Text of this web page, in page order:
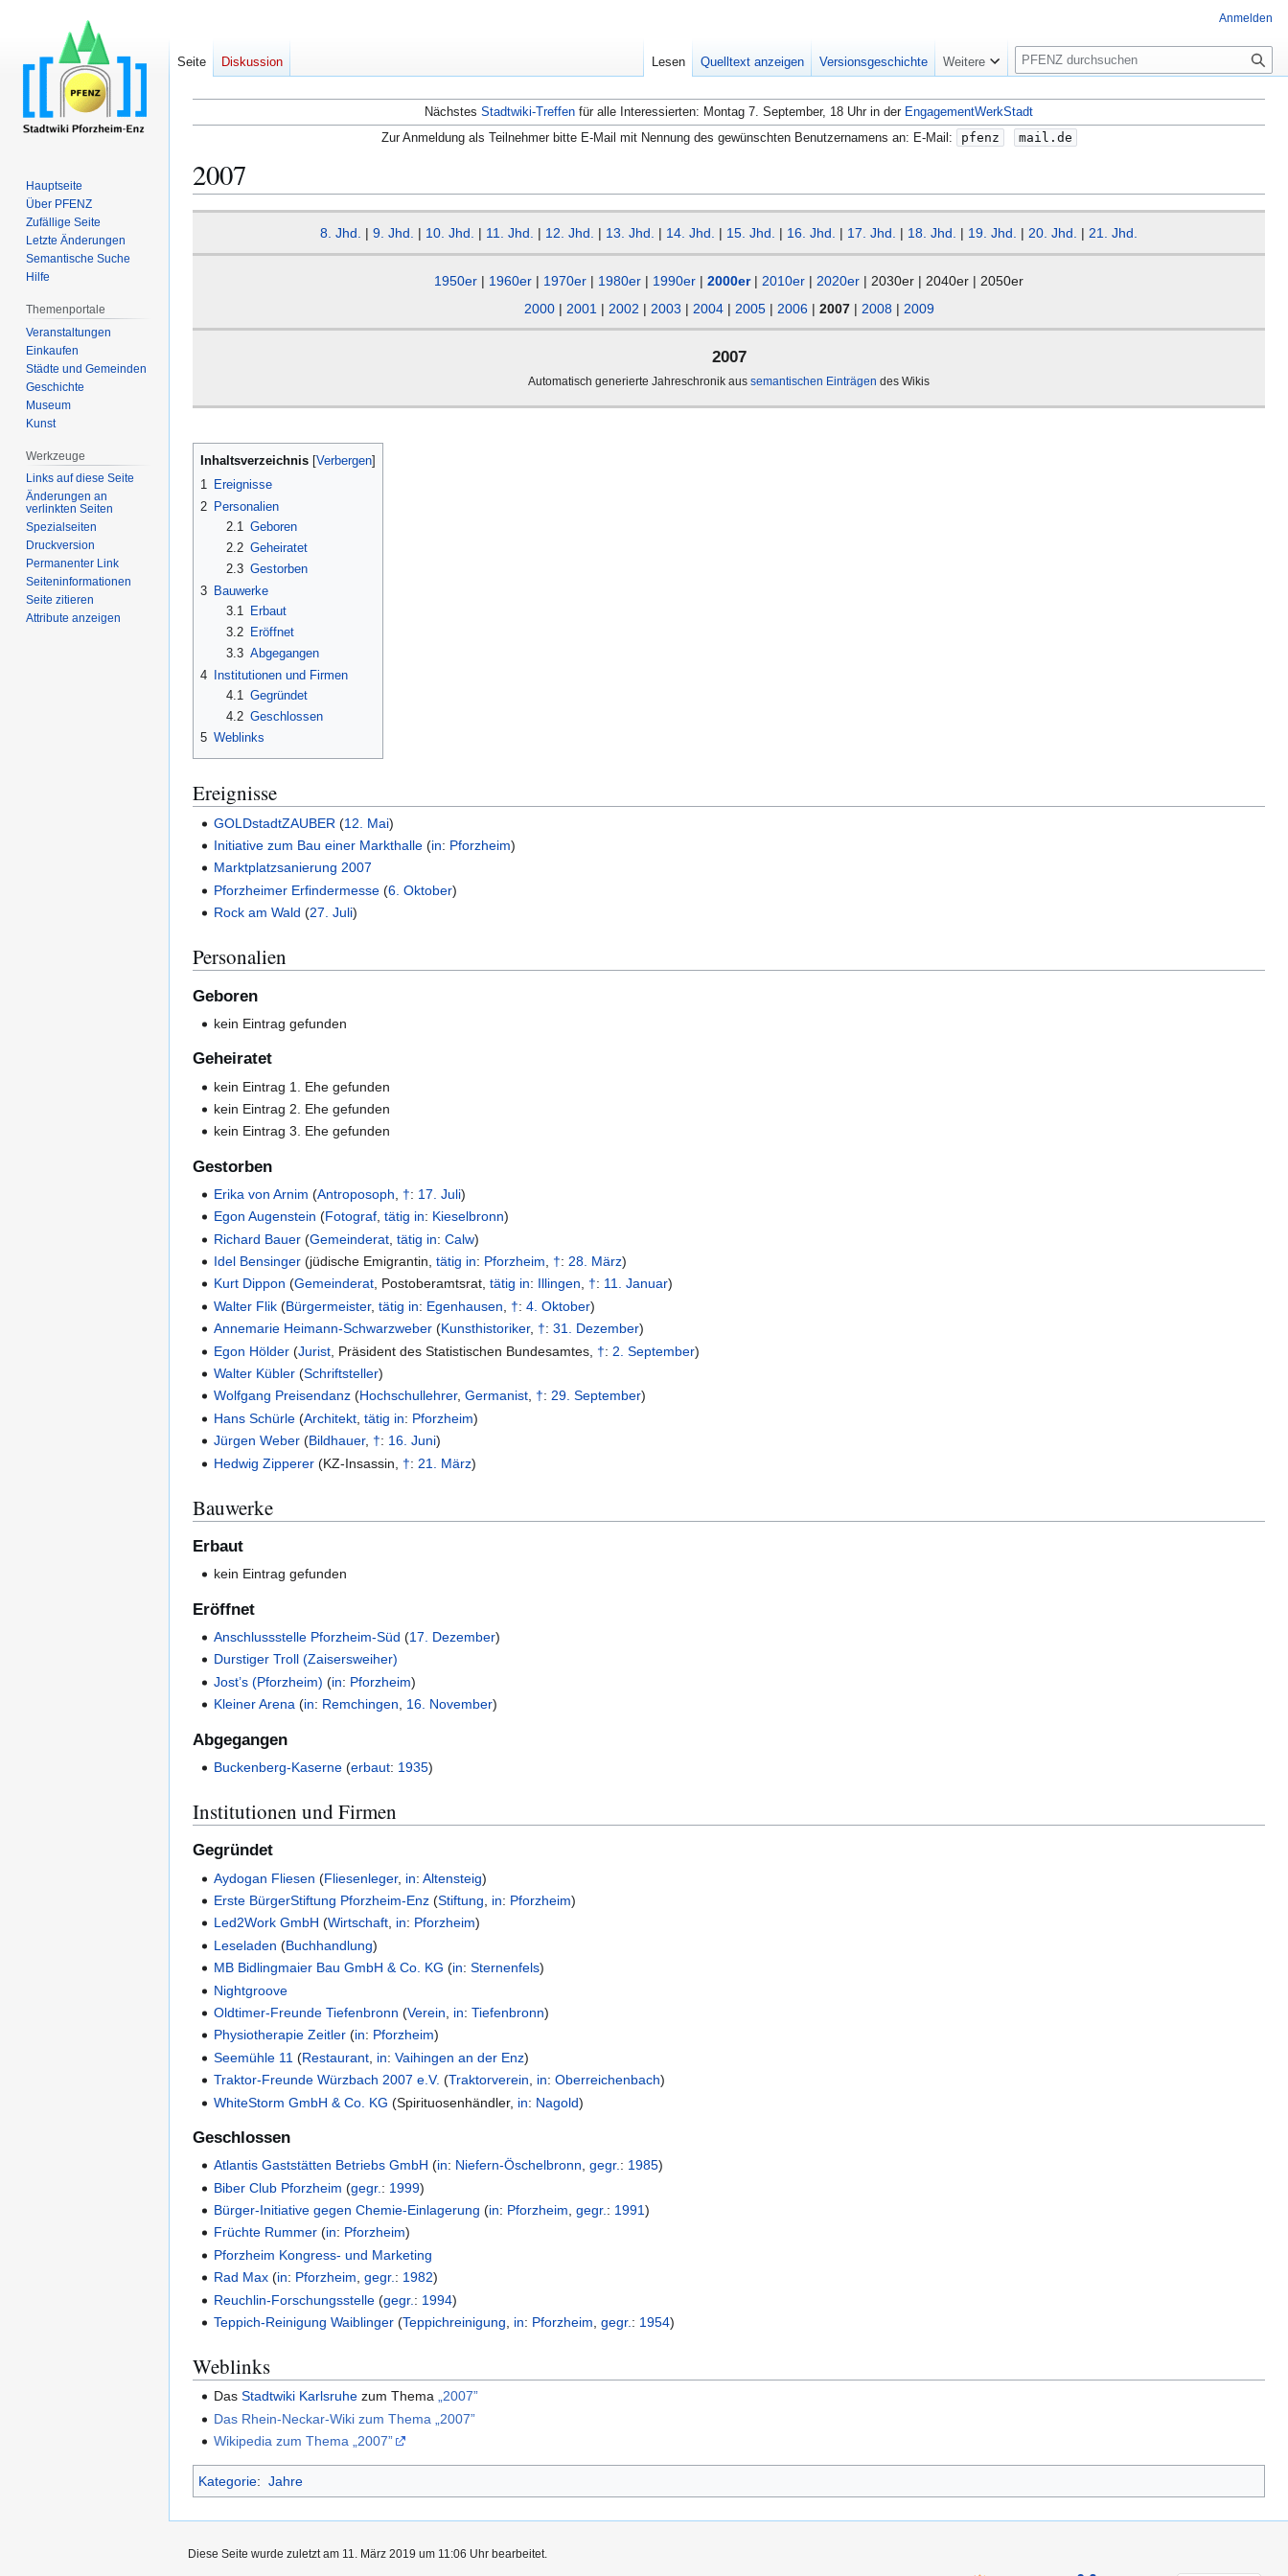
Nächstes Stadtwiki-Treffen für alle Interessierten: Montag 7. September, 18 Uhr in der EngagementWerkStadt
Zur Anmeldung als Teilnehmer bitte E-Mail mit Nennung des gewünschten Benutzernamens an: E-Mail:
pfenz mail.de
2007
8. Jhd. | 9. Jhd. | 10. Jhd. | 11. Jhd. | 12. Jhd. | 13. Jhd. | 14. Jhd. | 15. Jhd. | 16. Jhd. | 17. Jhd. | 18. Jhd. | 19. Jhd. | 20. Jhd. | 21. Jhd.
1950er | 1960er | 1970er | 1980er | 1990er | 2000er| 2010er | 2020er | 2030er | 2040er | 2050er
2000| 2001 | 2002 | 2003 | 2004| 2005| 2006| 2007| 2008| 2009
2007
Automatisch generierte Jahreschronik aus semantischen Einträgen des Wikis
Inhaltsverzeichnis
1 Ereignisse
2 Personalien
2.1 Geboren
2.2 Geheiratet
2.3 Gestorben
3 Bauwerke
3.1
Erbaut
3.2
Eröffnet
3.3 Abgegangen
4 Institutionen und Firmen
4.1 Gegründet
4.2 Geschlossen
5 Weblinks
Ereignisse
GOLDstadtZAUBER (12. Mai)
Initiative zum Bau einer Markthalle (in: Pforzheim)
Marktplatzsanierung 2007
Pforzheimer Erfindermesse (6. Oktober)
Rock am Wald (27. Juli)
Personalien
Geboren
kein Eintrag gefunden
Geheiratet
kein Eintrag 1. Ehe gefunden
kein Eintrag 2. Ehe gefunden
kein Eintrag 3. Ehe gefunden
Gestorben
Erika von Arnim (Antroposoph †: 17. Juli)
Egon Augenstein (Fotograf,tätig in: Kieselbronn)
Richard Bauer (Gemeinderat ,tätig in:Calw)
Idel Bensinger (jüdische Emigrantin ,tätig in: Pforzheim †: 28. März)
Kurt Dippon (Gemeinderat, Postoberamtsrat,tätig in: Illingen, †: 11. Januar)
Walter Flik (Bürgermeister,tätig in: Egenhausen †:4. Oktober)
Annemarie Heimann-Schwarzweber (Kunsthistoriker, †:31. Dezember)
Egon Hölder (Jurist Präsident des Statistischen Bundesamtes †: 2. September)
Walter Kübler (Schriftsteller)
Wolfgang Preisendanz (Hochschullehrer,Germanist, †:29. September)
Hans Schürle (Architekt ,tätig in: Pforzheim)
Jürgen Weber (Bildhauer, †: 16. Juni)
Hedwig Zipperer (KZ-Insassin †: 21. März)
Bauwerke
Erbaut
kein Eintrag gefunden
Eröffnet
Anschlussstelle Pforzheim-Süd (17. Dezember)
Durstiger Troll (Zaisersweiher)
Jost’s (Pforzheim) (in: Pforzheim)
Kleiner Arena (in: Remchingen, 16. November)
Abgegangen
Buckenberg-Kaserne (erbaut: 1935)
Institutionen und Firmen
Gegründet
Aydogan Fliesen (Fliesenleger, in:Altensteig)
Erste BürgerStiftung Pforzheim-Enz (Stiftung in: Pforzheim)
Led2Work GmbH (Wirtschaft, in: Pforzheim)
Leseladen (Buchhandlung)
MB Bidlingmaier Bau GmbH & Co. KG (in:Sternenfels)
Nightgroove
Oldtimer-Freunde Tiefenbronn (Verein in:Tiefenbronn)
Physiotherapie Zeitler (in: Pforzheim)
Seemühle 11 (Restaurant in:Vaihingen an der Enz)
Traktor-Freunde Würzbach 2007 e.V. (Traktorverein in:Oberreichenbach)
WhiteStorm GmbH & Co. KG (Spirituosenhändler, in: Nagold)
Geschlossen
Atlantis Gaststätten Betriebs GmbH (in: Niefern-Öschelbronn ,gegr. : 1985)
Biber Club Pforzheim (gegr. : 1999)
Bürger-Initiative gegen Chemie-Einlagerung (in: Pforzheim ,gegr. : 1991)
Früchte Rummer (in: Pforzheim)
Pforzheim Kongress- und Marketing
Rad Max (in: Pforzheim ,gegr. : 1982)
Reuchlin-Forschungsstelle (gegr. : 1994)
Teppich-Reinigung Waiblinger (Teppichreinigung in: Pforzheim ,gegr. : 1954)
Weblinks
DasStadtwiki Karlsruhe zum Thema
„2007”
Das Rhein-Neckar-Wiki zum Thema „2007”
Wikipedia zum Thema „2007”
Kategorie: Jahre
Anmelden
Seite Diskussion Lesen Quelltext anzeigen Versionsgeschichte Weitere
S
u
c
h
e
Hauptseite
Über PFENZ
Zufällige Seite
Letzte Änderungen
Semantische Suche
Hilfe
Themenportale
Veranstaltungen
Einkaufen
Städte und Gemeinden
Geschichte
Museum
Kunst
Werkzeuge
Links auf diese Seite
Änderungen an
verlinkten Seiten
Spezialseiten
Druckversion
Permanenter Link
Seiten­­informationen
Seite zitieren
Attribute anzeigen
Diese Seite wurde zuletzt am 11. März 2019 um 11:06 Uhr bearbeitet.